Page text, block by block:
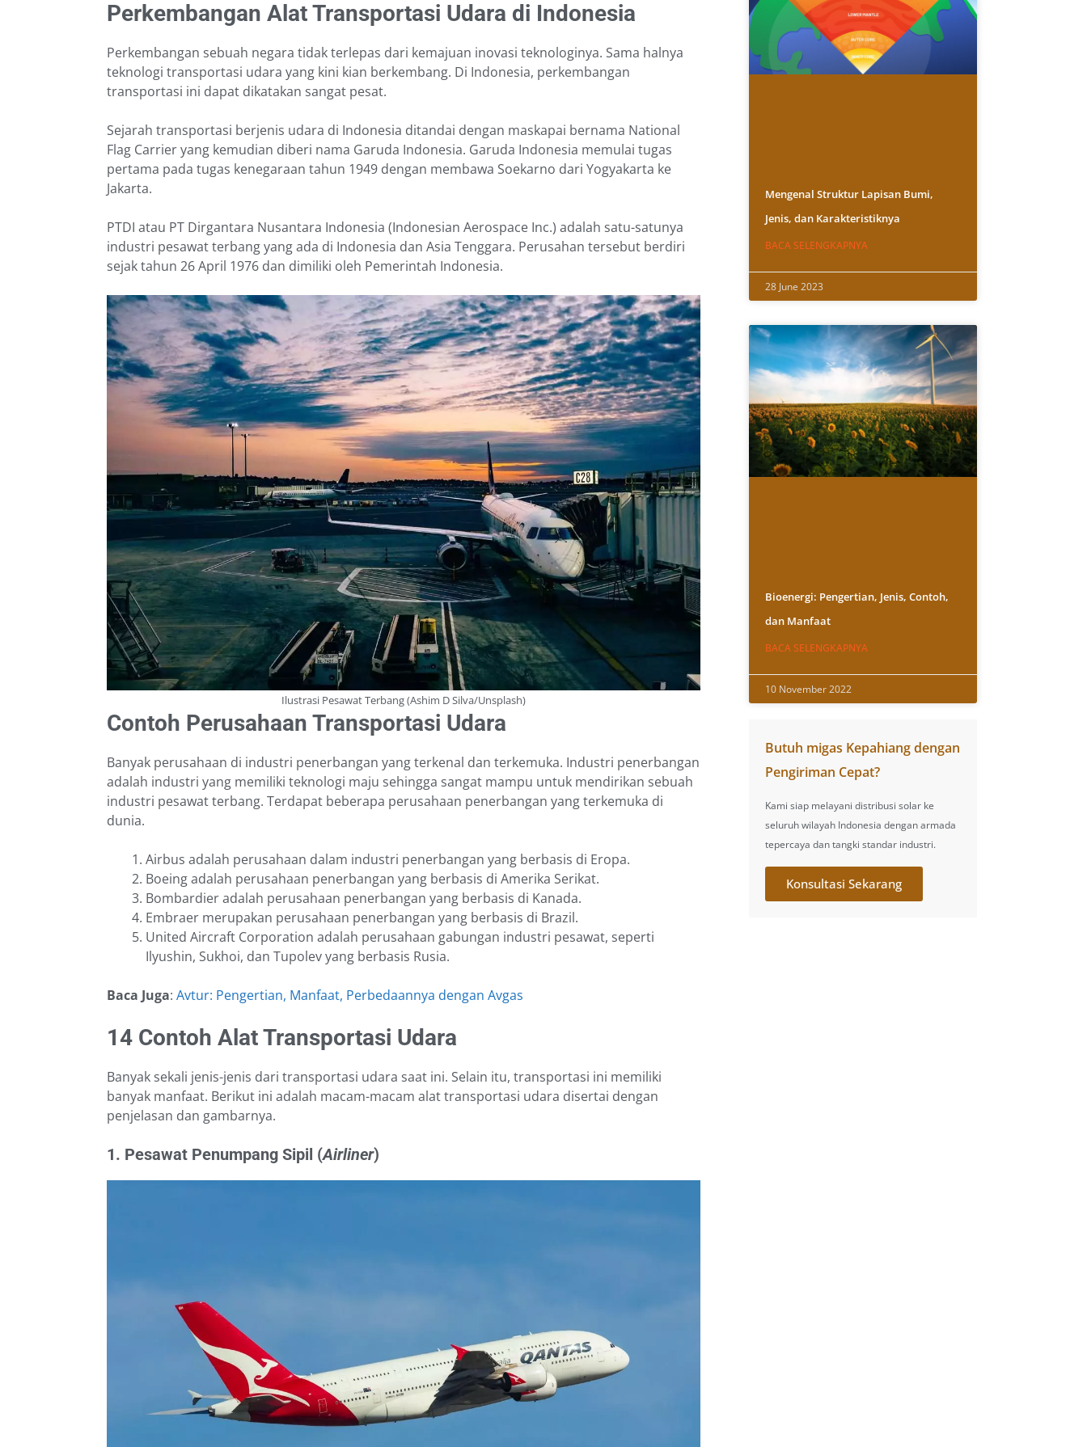
Perkembangan Alat Transportasi Udara di Indonesia
Perkembangan sebuah negara tidak terlepas dari kemajuan inovasi teknologinya. Sama halnya
teknologi transportasi udara yang kini kian berkembang. Di Indonesia, perkembangan
transportasi ini dapat dikatakan sangat pesat.
Sejarah transportasi berjenis udara di Indonesia ditandai dengan maskapai bernama National
Flag Carrier yang kemudian diberi nama Garuda Indonesia. Garuda Indonesia memulai tugas
pertama pada tugas kenegaraan tahun 1949 dengan membawa Soekarno dari Yogyakarta ke
Jakarta.
PTDI atau PT Dirgantara Nusantara Indonesia (Indonesian Aerospace Inc.) adalah satu-satunya
industri pesawat terbang yang ada di Indonesia dan Asia Tenggara. Perusahan tersebut berdiri
sejak tahun 26 April 1976 dan dimiliki oleh Pemerintah Indonesia.
Ilustrasi Pesawat Terbang (Ashim D Silva/Unsplash)
Contoh Perusahaan Transportasi Udara
Banyak perusahaan di industri penerbangan yang terkenal dan terkemuka. Industri penerbangan
adalah industri yang memiliki teknologi maju sehingga sangat mampu untuk mendirikan sebuah
industri pesawat terbang. Terdapat beberapa perusahaan penerbangan yang terkemuka di
dunia.
Airbus adalah perusahaan dalam industri penerbangan yang berbasis di Eropa.
Boeing adalah perusahaan penerbangan yang berbasis di Amerika Serikat.
Bombardier adalah perusahaan penerbangan yang berbasis di Kanada.
Embraer merupakan perusahaan penerbangan yang berbasis di Brazil.
United Aircraft Corporation adalah perusahaan gabungan industri pesawat, seperti
Ilyushin, Sukhoi, dan Tupolev yang berbasis Rusia.
Baca Juga: Avtur: Pengertian, Manfaat, Perbedaannya dengan Avgas
14 Contoh Alat Transportasi Udara
Banyak sekali jenis-jenis dari transportasi udara saat ini. Selain itu, transportasi ini memiliki
banyak manfaat. Berikut ini adalah macam-macam alat transportasi udara disertai dengan
penjelasan dan gambarnya.
1. Pesawat Penumpang Sipil (Airliner)
Mengenal Struktur Lapisan Bumi,
Jenis, dan Karakteristiknya
BACA SELENGKAPNYA
28 June 2023
Bioenergi: Pengertian, Jenis, Contoh,
dan Manfaat
BACA SELENGKAPNYA
10 November 2022
Butuh migas Kepahiang dengan
Pengiriman Cepat?
Kami siap melayani distribusi solar ke
seluruh wilayah Indonesia dengan armada
tepercaya dan tangki standar industri.
Konsultasi Sekarang